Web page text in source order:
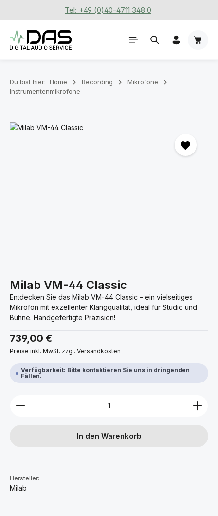
Zum Hauptinhalt springenTel: +49 (0)40-4711 348 0
Du bist hier: Home Recording
Mikrofone
Instrumentenmikrofone
Bildergalerie überspringen
Milab VM-44 Classic
Entdecken Sie das Milab VM-44 Classic – ein vielseitiges
Mikrofon mit exzellenter Klangqualität, ideal für Studio und
Bühne. Handgefertigte Präzision!
Regulärer Preis:
739,00 €
Preise inkl. MwSt. zzgl. Versandkosten
Verfügbarkeit: Bitte kontaktieren Sie uns in dringenden
Fällen.
Produkt Anzahl: Gib den gewünschten Wert ein
In den Warenkorb
Hersteller:
Milab